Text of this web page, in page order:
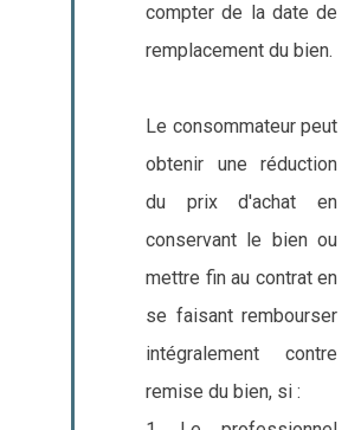
compter de la date de
remplacement du bien.
Le consommateur peut
obtenir une réduction
du prix d'achat en
conservant le bien ou
mettre fin au contrat en
se faisant rembourser
intégralement contre
remise du bien, si :